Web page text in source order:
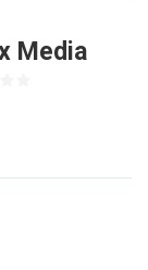
Media